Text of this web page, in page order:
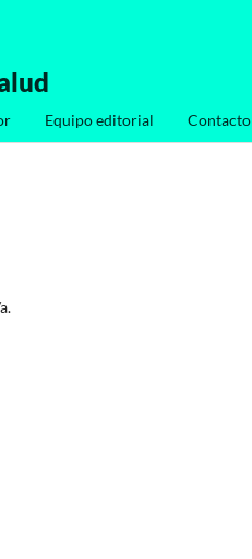
Equipo editorial Contacto